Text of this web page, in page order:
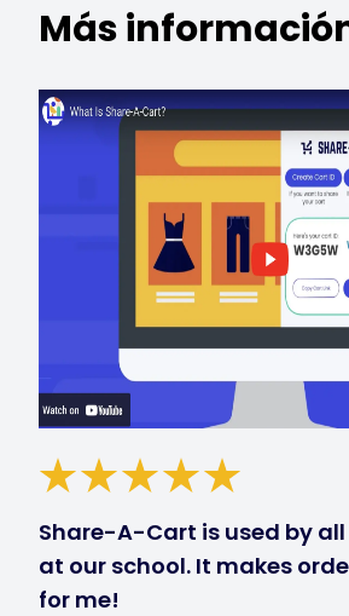
Más
Share-A-Cart is used by
at our school. It makes
for me!